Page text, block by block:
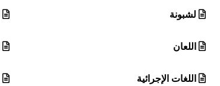
لشبونة
اللعان
اللغات الإجرائية